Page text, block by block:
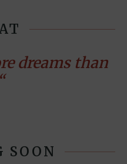
dreams than
SOON